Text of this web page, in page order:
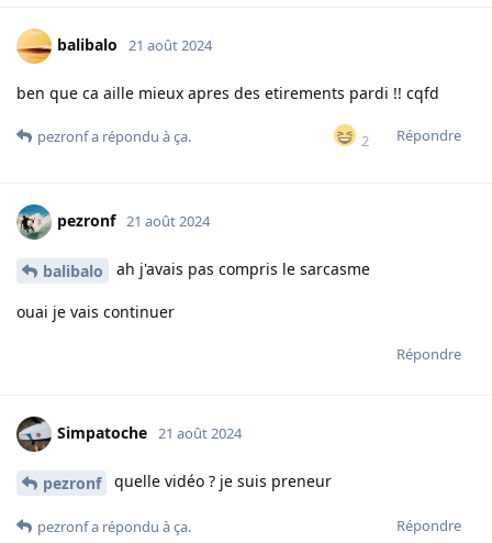
balibalo 21 août 2024
ben que ca aille mieux apres des etirements pardi !! cqfd
2 Répondre
pezronfa répondu à ça.
pezronf 21 août 2024
balibalo ah j'avais pas compris le sarcasme
ouai je vais continuer
Répondre
Simpatoche 21 août 2024
pezronf quelle vidéo ? je suis preneur
Répondre
pezronfa répondu à ça.